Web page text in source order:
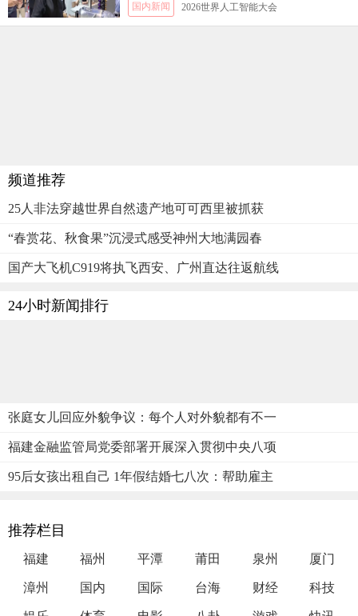
国内新闻 2026世界人工智能大会
频道推荐
25人非法穿越世界自然遗产地可可西里被抓获
“春赏花、秋食果”沉浸式感受神州大地满园春
国产大飞机C919将执飞西安、广州直达往返航线
24小时新闻排行
张庭女儿回应外貌争议：每个人对外貌都有不一
福建金融监管局党委部署开展深入贯彻中央八项
95后女孩出租自己 1年假结婚七八次：帮助雇主
推荐栏目
福建 福州 平潭 莆田 泉州 厦门
漳州 国内 国际 台海 财经 科技